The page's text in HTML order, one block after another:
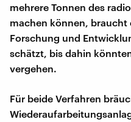
mehrere Tonnen des
machen können, braucht
Forschung und
schätzt, bis dahin
vergehen.
Für beide Verfahren